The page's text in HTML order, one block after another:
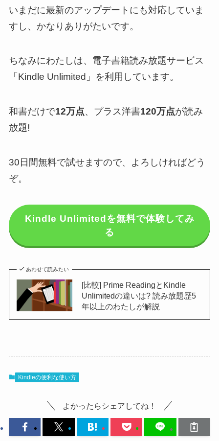
いまだに最新のアップデートにも対応していま
すし、かなりありがたいです。
ちなみにわたしは、電子書籍読み放題サービス
「Kindle Unlimited」を利用しています。
和書だけで12万点、プラス洋書120万点が読み
放題!
30日間無料で試せますので、よろしければどう
ぞ。
Kindle Unlimitedを無料で体験してみ
る
あわせて読みたい
[比較] Prime ReadingとKindle
Unlimitedの違いは? 読み放題歴5
年以上のわたしが解説
Kindleの便利な使い方
よかったらシェアしてね！